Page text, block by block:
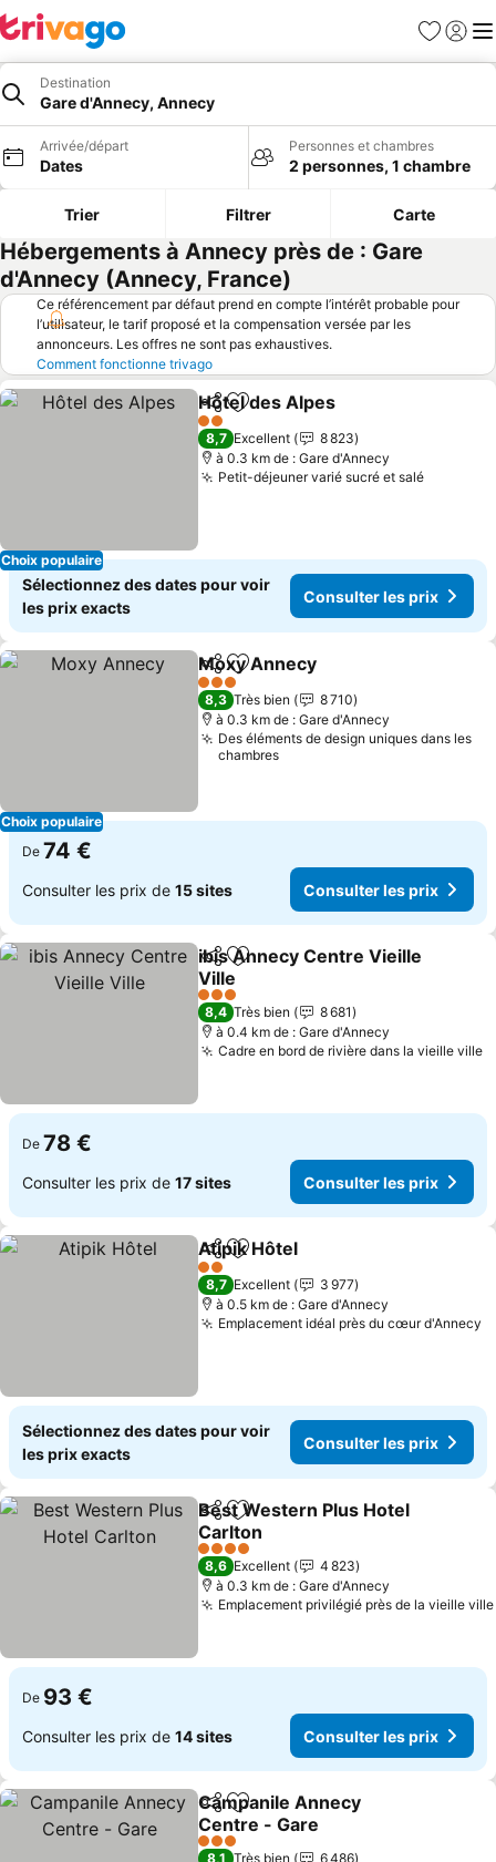
Favoris
Se
Destination
Gare d'Annecy, Annecy
Arrivée/départ
Dates
Personnes et chambres
2 personnes, 1 chambre
Trier Filtrer Carte
Hébergements à Annecy près de : Gare
d'Annecy (Annecy, France)
Ce référencement par défaut prend en compte l’intérêt probable pour
l’utilisateur, le tarif proposé et la compensation versée par les
annonceurs. Les offres ne sont pas exhaustives.
Comment fonctionne trivago
Choix populaire
PartagerAjouter à mes favoris
Hôtel des Alpes
2 Étoiles
8,7 Excellent
8 823
à 0.3 km de : Gare d'Annecy
Petit-déjeuner varié sucré et salé
Sélectionnez des dates pour voir
les prix exacts
Consulter les prix
Choix populaire
PartagerAjouter à mes favoris
Moxy Annecy
3 Étoiles
8,3 Très bien
8 710
à 0.3 km de : Gare d'Annecy
Des éléments de design uniques dans les
chambres
De 74 €
Consulter les prix de 15 sites Consulter les prix
PartagerAjouter à mes favoris
ibis Annecy Centre Vieille
Ville
3 Étoiles
8,4 Très bien
8 681
à 0.4 km de : Gare d'Annecy
Cadre en bord de rivière dans la vieille ville
De 78 €
Consulter les prix de 17 sites Consulter les prix
PartagerAjouter à mes favoris
Atipik Hôtel
2 Étoiles
8,7 Excellent
3 977
à 0.5 km de : Gare d'Annecy
Emplacement idéal près du cœur d'Annecy
Sélectionnez des dates pour voir
les prix exacts
Consulter les prix
PartagerAjouter à mes favoris
Best Western Plus Hotel
Carlton
4 Étoiles
8,6 Excellent
4 823
à 0.3 km de : Gare d'Annecy
Emplacement privilégié près de la vieille ville
De 93 €
Consulter les prix de 14 sites Consulter les prix
PartagerAjouter à mes favoris
Campanile Annecy
Centre - Gare
3 Étoiles
8,1 Très bien
6 486